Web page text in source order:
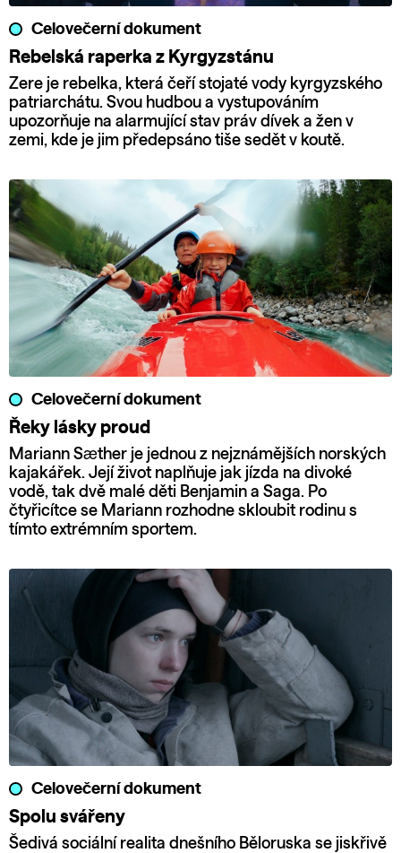
Celovečerní dokument
Rebelská raperka z Kyrgyzstánu
Zere je rebelka, která čeří stojaté vody kyrgyzského
patriarchátu. Svou hudbou a vystupováním
upozorňuje na alarmující stav práv dívek a žen v
zemi, kde je jim předepsáno tiše sedět v koutě.
Celovečerní dokument
Řeky lásky proud
Mariann Sæther je jednou z nejznámějších norských
kajakářek. Její život naplňuje jak jízda na divoké
vodě, tak dvě malé děti Benjamin a Saga. Po
čtyřicítce se Mariann rozhodne skloubit rodinu s
tímto extrémním sportem.
Celovečerní dokument
Spolu svářeny
Šedivá sociální realita dnešního Běloruska se jiskřivě